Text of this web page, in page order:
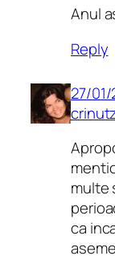
Anul
Reply
27/01/
multe
ca